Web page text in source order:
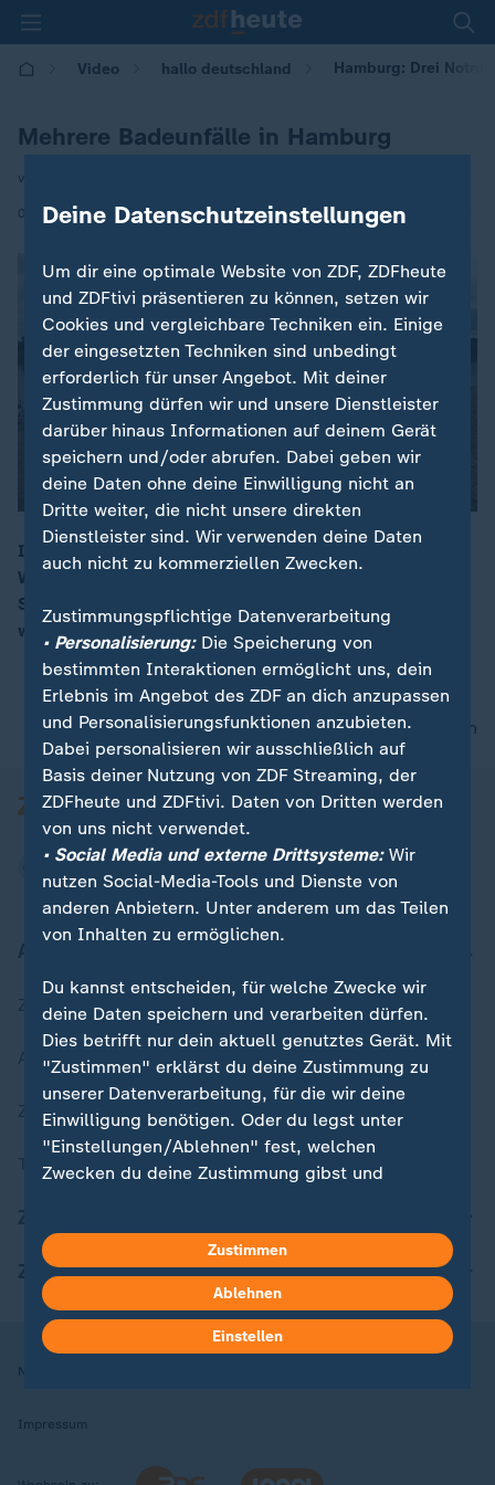
Video hallo deutschland Hamburg: Drei
Mehrere Badeunfälle in Hamburg
von Steffen Wachs
01.09.2025 | 17:10
Innerhalb von 77 Minuten gehen am warmen
Wochenende gleich drei Notrufe wegen
Schwimmunfällen in Hamburg ein: Zwei Schwimmer
werden vermisst, eine Frau ist gestorben.
nach oben
Zuletzt veröffentlicht
Aktuelle Sendungs-Videos
ZDFheute Stories
Themen im Überblick
ZDFheute Apps
Nutzungsbedingungen
Impressum
Deine Datenschutzeinstellungen
Um dir eine optimale Website von ZDF, ZDFheute
und ZDFtivi präsentieren zu können, setzen wir
Cookies und vergleichbare Techniken ein. Einige
der eingesetzten Techniken sind unbedingt
erforderlich für unser Angebot. Mit deiner
Zustimmung dürfen wir und unsere Dienstleister
darüber hinaus Informationen auf deinem Gerät
speichern und/oder abrufen. Dabei geben wir
deine Daten ohne deine Einwilligung nicht an
Dritte weiter, die nicht unsere direkten
Dienstleister sind. Wir verwenden deine Daten
auch nicht zu kommerziellen Zwecken.
Zustimmungspflichtige Datenverarbeitung
• Personalisierung:Die Speicherung von
bestimmten Interaktionen ermöglicht uns, dein
Erlebnis im Angebot des ZDF an dich anzupassen
und Personalisierungsfunktionen anzubieten.
Dabei personalisieren wir ausschließlich auf
Basis deiner Nutzung von ZDF Streaming, der
ZDFheute und ZDFtivi. Daten von Dritten werden
von uns nicht verwendet.
• Social Media und externe Drittsysteme:Wir
nutzen Social-Media-Tools und Dienste von
anderen Anbietern. Unter anderem um das Teilen
von Inhalten zu ermöglichen.
Du kannst entscheiden, für welche Zwecke wir
deine Daten speichern und verarbeiten dürfen.
Dies betrifft nur dein aktuell genutztes Gerät. Mit
"Zustimmen" erklärst du deine Zustimmung zu
unserer Datenverarbeitung, für die wir deine
Einwilligung benötigen. Oder du legst unter
"Einstellungen/Ablehnen" fest, welchen
Zwecken du deine Zustimmung gibst und
in deinen Einstellungen widerrufen oder ändern.
Hier findest du das Impressum.
Weitere Informationen findest du in unserer
Datenschutzerklärung.
Zustimmen
Ablehnen
Einstellen